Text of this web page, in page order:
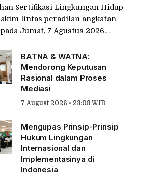
Sertifikasi Lingkungan Hidup
lintas peradilan angkatan
Jumat, 7 Agustus 2026…
BATNA & WATNA:
Mendorong Keputusan
Rasional dalam Proses
Mediasi
7 August 2026 • 23:08 WIB
Mengupas Prinsip-Prinsip
Hukum Lingkungan
Internasional dan
Implementasinya di
Indonesia